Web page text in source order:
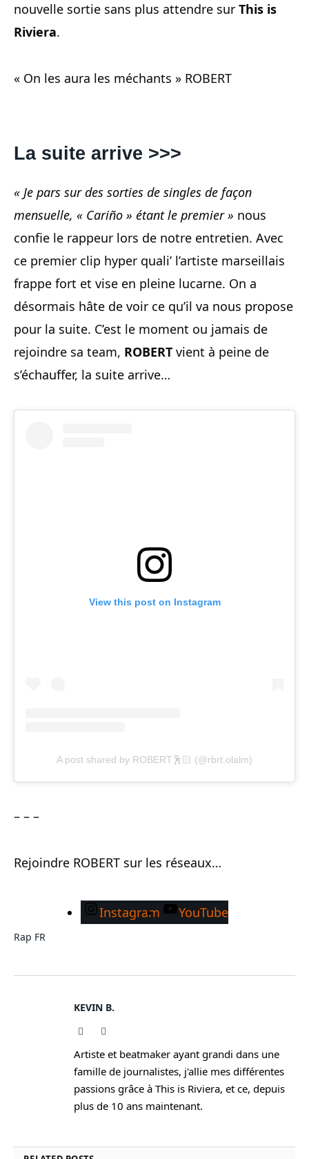
nouvelle sortie sans plus attendre sur This is
Riviera.
« On les aura les méchants » ROBERT
La suite arrive >>>
« Je pars sur des sorties de singles de façon
mensuelle, « Cariño » étant le premier » nous
confie le rappeur lors de notre entretien. Avec
ce premier clip hyper quali’ l’artiste marseillais
frappe fort et vise en pleine lucarne. On a
désormais hâte de voir ce qu’il va nous propose
pour la suite. C’est le moment ou jamais de
rejoindre sa team, ROBERT vient à peine de
s’échauffer, la suite arrive…
View this post on Instagram
A post shared by ROBERT🕺🏻 (@rbrt.olalm)
– – –
Rejoindre ROBERT sur les réseaux…
Instagram YouTube
Rap FR
KEVIN B.
Website
Artiste et beatmaker ayant grandi dans une
famille de journalistes, j'allie mes différentes
passions grâce à This is Riviera, et ce, depuis
plus de 10 ans maintenant.